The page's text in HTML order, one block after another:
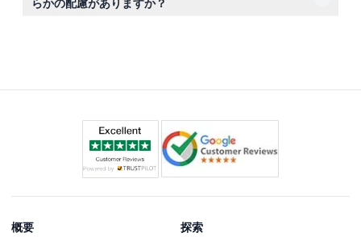
リーやチケット不要の展示にもアクセスできます。
らかの配慮がありますか？
概要 探索